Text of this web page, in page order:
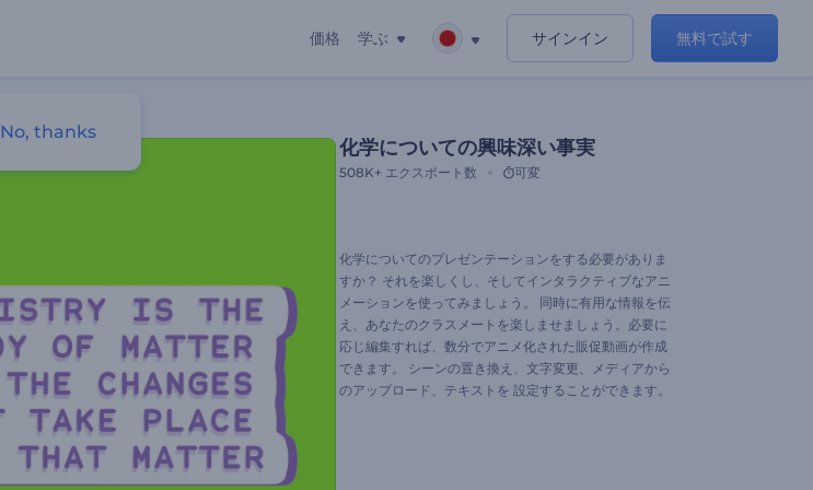
価格 学ぶ サインイン 無料で試す
化学についての興味深い事実
508K+ エクスポート数 可変
化学についてのプレゼンテーションをする必要がありま
すか？ それを楽しくし、そしてインタラクティブなアニ
メーションを使ってみましょう。 同時に有用な情報を伝
え、あなたのクラスメートを楽しませましょう。必要に
応じ編集すれば、数分でアニメ化された販促動画が作成
できます。 シーンの置き換え、文字変更、メディアから
のアップロード、テキストを 設定することができます。
No, thanks